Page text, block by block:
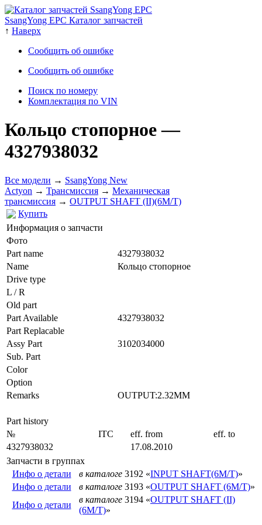
SsangYong EPC Каталог запчастей
↑ Наверх
Сообщить об ошибке
Сообщить об ошибке
Поиск по номеру
Комплектация по VIN
Кольцо стопорное—
4327938032
Все модели → SsangYong New
Actyon → Трансмиссия → Механическая
трансмиссия → OUTPUT SHAFT (II)(6M/T)
Купить
Информация о запчасти
Фото
Part name
4327938032
Name
Кольцо стопорное
Drive type
L / R
Old part
Part Available
4327938032
Part Replacable
Assy Part
3102034000
Sub. Part
Color
Option
Remarks
OUTPUT:2.32MM
Part history
№
ITC eff. from
eff. to
4327938032
17.08.2010
Запчасти в группах
Инфо о детали
в каталоге 3192 «INPUT SHAFT(6M/T)»
Инфо о детали
в каталоге 3193 «OUTPUT SHAFT (6M/T)»
Инфо о детали
в каталоге 3194 «OUTPUT SHAFT (II)
(6M/T)»